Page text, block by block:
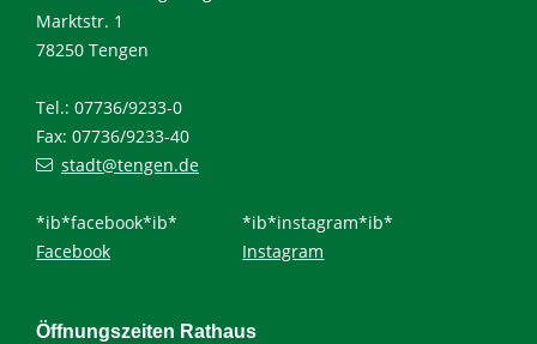
Marktstr. 1
78250 Tengen
Tel.: 07736/9233-0
Fax: 07736/9233-40
stadt@tengen.de
*ib*facebook*ib*
Facebook
*ib*instagram*ib*
Instagram
Öffnungszeiten Rathaus